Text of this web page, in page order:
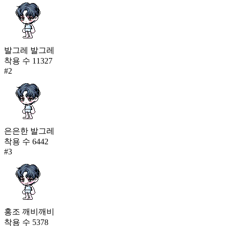
발그레 발그레
착용 수 11327
#2
은은한 발그레
착용 수 6442
#3
홍조 깨비깨비
착용 수 5378